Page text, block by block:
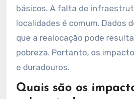
básicos. A falta de
localidades é comum. Dados
que a realocação pode
pobreza. Portanto, os
e duradouros.
Quais são os